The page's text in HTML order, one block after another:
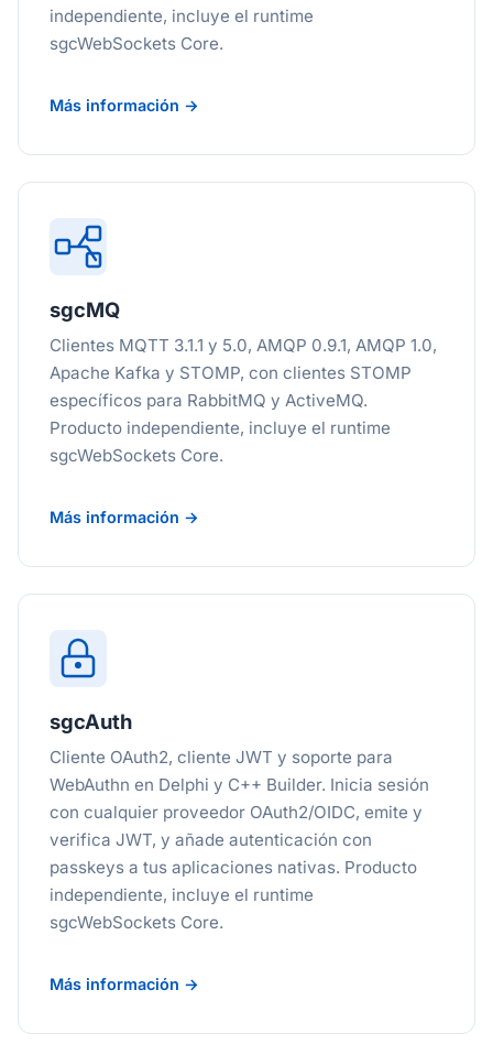
independiente, incluye el runtime
sgcWebSockets Core.
Más información →
sgcMQ
Clientes MQTT 3.1.1 y 5.0, AMQP 0.9.1, AMQP 1.0,
Apache Kafka y STOMP, con clientes STOMP
específicos para RabbitMQ y ActiveMQ.
Producto independiente, incluye el runtime
sgcWebSockets Core.
Más información →
sgcAuth
Cliente OAuth2, cliente JWT y soporte para
WebAuthn en Delphi y C++ Builder. Inicia sesión
con cualquier proveedor OAuth2/OIDC, emite y
verifica JWT, y añade autenticación con
passkeys a tus aplicaciones nativas. Producto
independiente, incluye el runtime
sgcWebSockets Core.
Más información →